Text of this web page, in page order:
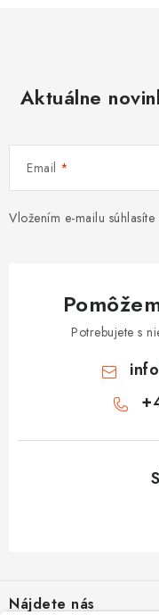
Aktuálne
Email
Vložením e-mailu súhlasíte
Potrebujete s
info
Nájdete nás